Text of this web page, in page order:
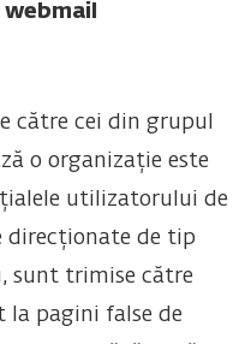
către cei din grupul
o organizație este
utilizatorului de
direcționate de tip
sunt trimise către
pagini false de